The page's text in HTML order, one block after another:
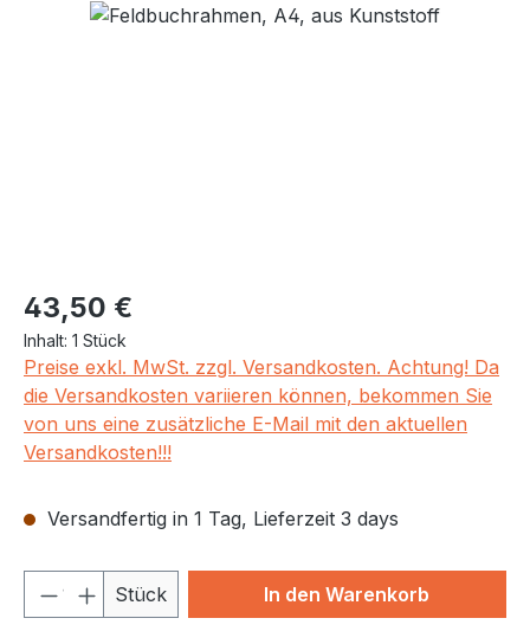
Bildergalerie überspringen
Regulärer Preis:
43,50 €
Inhalt: 1 Stück
Preise exkl. MwSt. zzgl. Versandkosten. Achtung! Da
die Versandkosten variieren können, bekommen Sie
von uns eine zusätzliche E-Mail mit den aktuellen
Versandkosten!!!
Versandfertig in 1 Tag, Lieferzeit 3 days
Produkt Anzahl: Gib den
Stück In den Warenkorb